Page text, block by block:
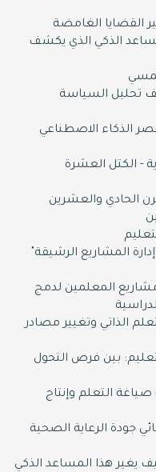
القضايا الغامضة
الذكي الذي يكشف
تحليل السياسة
الذكاء الاصطناعي
- الكتل العشرة
الحادي والعشرين
المشاريع الرشيقة"
مشاريع المعلمين لدمج
الذاتي وتغيير مصادر
بين فرص التحول
صياغة التعلم وإنتاج
جودة الرعاية الصحية
يغير هذا المساعد الذكي